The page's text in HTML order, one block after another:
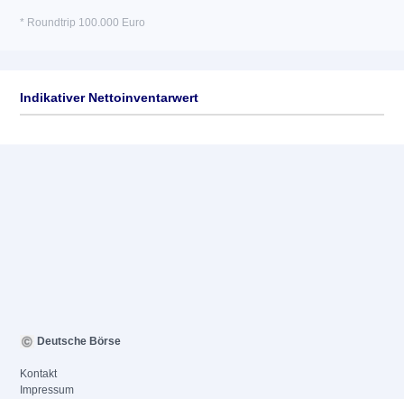
* Roundtrip 100.000 Euro
Indikativer Nettoinventarwert
Deutsche Börse
Kontakt
Impressum